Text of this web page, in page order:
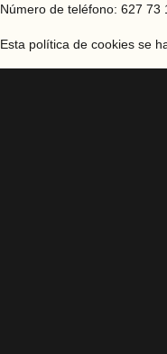
Número de teléfono: 627 73
Esta política de cookies se